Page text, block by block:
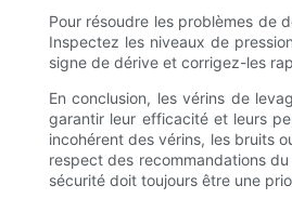
Pour résoudre les problèmes de
Inspectez les niveaux de
signe de dérive et corrigez-les
En conclusion, les vérins de
garantir leur efficacité et leurs
incohérent des vérins, les bruits
respect des recommandations
sécurité doit toujours être une